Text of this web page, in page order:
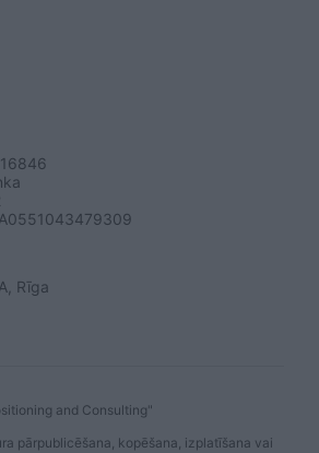
Rīga
and Consulting"
pārpublicēšana, kopēšana, izplatīšana vai